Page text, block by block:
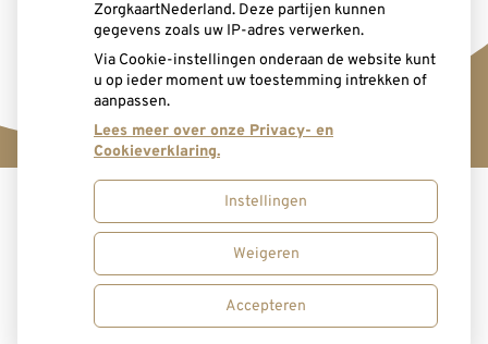
Uw Zorg Online|Beheer
Bezoek
onze
facebook
Bezoek
Instagram
Cookie-instellingen
ZorgkaartNederland. Deze partijen kunnen
gegevens zoals uw IP-adres verwerken.
Via Cookie-instellingen onderaan de website kunt
u op ieder moment uw toestemming intrekken of
aanpassen.
Lees meer over onze Privacy- en
Cookieverklaring.
Instellingen
Weigeren
Accepteren